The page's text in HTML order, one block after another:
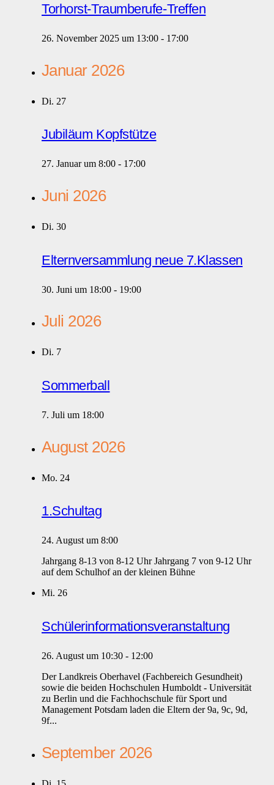
Torhorst-Traumberufe-Treffen
26. November 2025 um 13:00 - 17:00
Januar 2026
Di. 27
Jubiläum Kopfstütze
27. Januar um 8:00 - 17:00
Juni 2026
Di. 30
Elternversammlung neue 7.Klassen
30. Juni um 18:00 - 19:00
Juli 2026
Di. 7
Sommerball
7. Juli um 18:00
August 2026
Mo. 24
1.Schultag
24. August um 8:00
Jahrgang 8-13 von 8-12 Uhr Jahrgang 7 von 9-12 Uhr
auf dem Schulhof an der kleinen Bühne
Mi. 26
Schülerinformationsveranstaltung
26. August um 10:30 - 12:00
Der Landkreis Oberhavel (Fachbereich Gesundheit)
sowie die beiden Hochschulen Humboldt - Universität
zu Berlin und die Fachhochschule für Sport und
Management Potsdam laden die Eltern der 9a, 9c, 9d,
9f...
September 2026